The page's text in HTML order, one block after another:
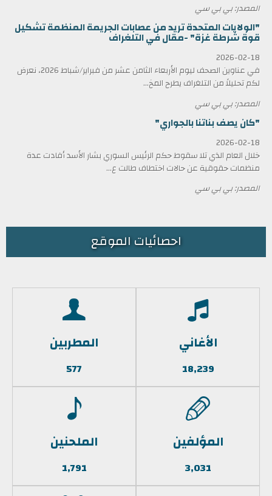
المصدر: بي بي سي
"الولايات المتحدة تريد من عصابات الجريمة المنظمة تشكيل
قوة شرطة غزة" -مقال في التلغراف
2026-02-18
في عناوين الصحف ليوم الأربعاء الثامن عشر من فبراير/شباط 2026، نعرض
لكم تحليلاً من التلغراف يطرح المخ...
المصدر: بي بي سي
"كان يصف بناتنا بالجواري"
2026-02-18
خلال العام الذي تلا سقوط حكم الرئيس السوري بشار الأسد أفادت عدة
منظمات حقوقية عن حالات اختطاف طالت ع...
المصدر: بي بي سي
احصائيات الموقع
الأغاني
18,239
المطربين
577
المؤلفين
3,031
الملحنين
1,791